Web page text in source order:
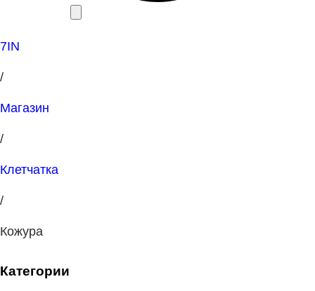
7IN
/
Магазин
/
Клетчатка
/
Кожура
Категории